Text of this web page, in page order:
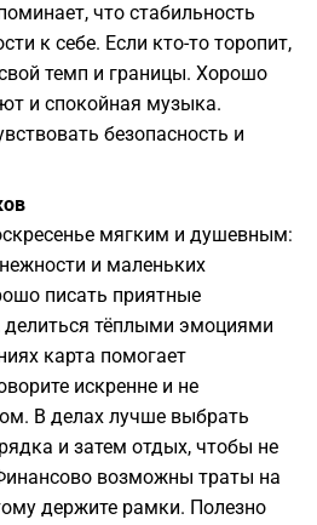
что стабильность
к себе. Если кто-то торопит,
темп и границы. Хорошо
и спокойная музыка.
безопасность и
мягким и душевным:
и маленьких
писать приятные
тёплыми эмоциями
карта помогает
искренне и не
В делах лучше выбрать
и затем отдых, чтобы не
возможны траты на
держите рамки. Полезно